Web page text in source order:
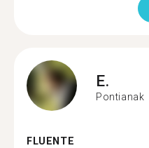
E.
Pontianak
FLUENTE